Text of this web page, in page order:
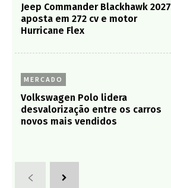
Jeep Commander Blackhawk 2027
aposta em 272 cv e motor
Hurricane Flex
MERCADO
Volkswagen Polo lidera
desvalorização entre os carros
novos mais vendidos